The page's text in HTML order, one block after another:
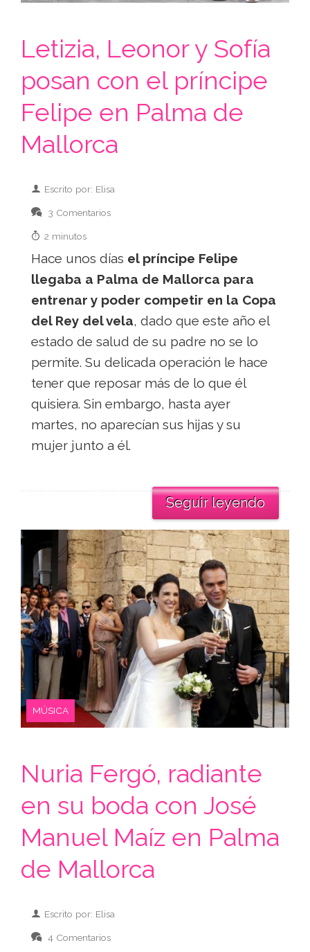
Letizia, Leonor y Sofía
posan con el príncipe
Felipe en Palma de
Mallorca
Escrito por: Elisa
3 Comentarios
2 minutos
Hace unos días el príncipe Felipe
llegaba a Palma de Mallorca para
entrenar y poder competir en la Copa
del Rey del vela, dado que este año el
estado de salud de su padre no se lo
permite. Su delicada operación le hace
tener que reposar más de lo que él
quisiera. Sin embargo, hasta ayer
martes, no aparecían sus hijas y su
mujer junto a él.
Seguir leyendo
MÚSICA
Nuria Fergó, radiante
en su boda con José
Manuel Maíz en Palma
de Mallorca
Escrito por: Elisa
4 Comentarios